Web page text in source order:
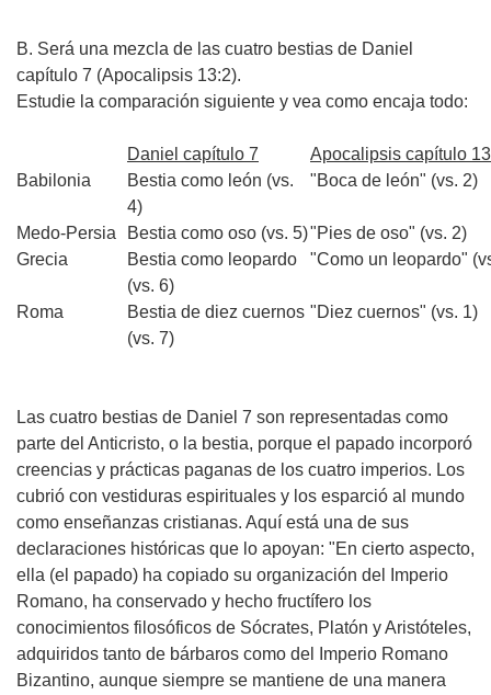
B. Será una mezcla de las cuatro bestias de Daniel
capítulo 7 (Apocalipsis 13:2).
Estudie la comparación siguiente y vea como encaja todo:
Daniel capítulo 7
Apocalipsis capítulo 13
Babilonia
Bestia como león (vs.
4)
"Boca de león" (vs. 2)
Medo-Persia Bestia como oso (vs. 5)"Pies de oso" (vs. 2)
Grecia
Bestia como leopardo
(vs. 6)
"Como un leopardo"
Roma
Bestia de diez cuernos
(vs. 7)
"Diez cuernos" (vs. 1)
Las cuatro bestias de Daniel 7 son representadas como
parte del Anticristo, o la bestia, porque el papado incorporó
creencias y prácticas paganas de los cuatro imperios. Los
cubrió con vestiduras espirituales y los esparció al mundo
como enseñanzas cristianas. Aquí está una de sus
declaraciones históricas que lo apoyan: "En cierto aspecto,
ella (el papado) ha copiado su organización del Imperio
Romano, ha conservado y hecho fructífero los
conocimientos filosóficos de Sócrates, Platón y Aristóteles,
adquiridos tanto de bárbaros como del Imperio Romano
Bizantino, aunque siempre se mantiene de una manera